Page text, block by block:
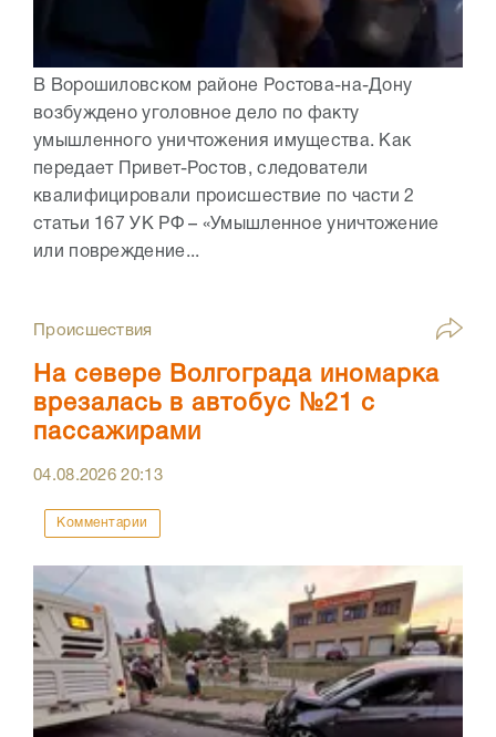
В Ворошиловском районе Ростова-на-Дону
возбуждено уголовное дело по факту
умышленного уничтожения имущества. Как
передает Привет-Ростов, следователи
квалифицировали происшествие по части 2
статьи 167 УК РФ – «Умышленное уничтожение
или повреждение...
Происшествия
На севере Волгограда иномарка
врезалась в автобус №21 с
пассажирами
04.08.202620:13
Комментарии